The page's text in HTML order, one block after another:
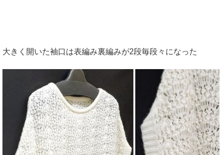
大きく開いた袖口は表編み裏編みが2段毎段々になった